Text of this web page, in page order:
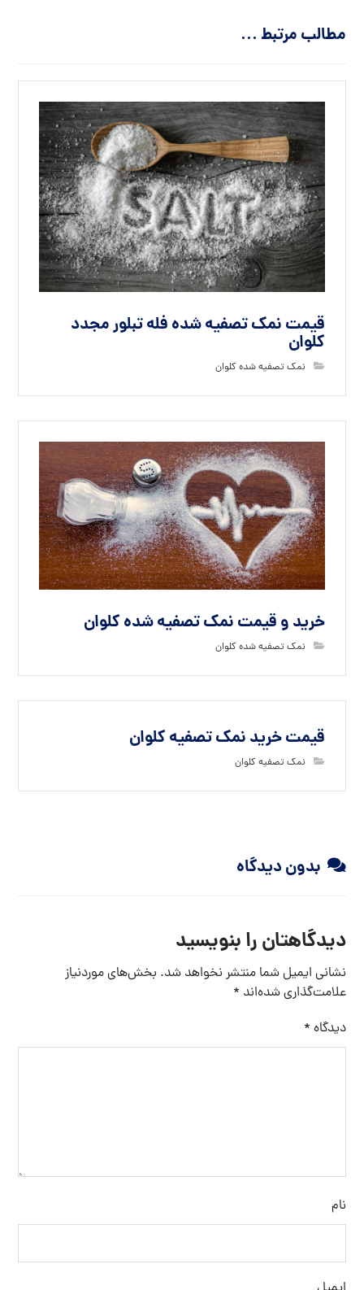
مطالب مرتبط ...
قیمت نمک تصفیه شده فله تبلور مجدد
کلوان
نمک تصفیه شده کلوان
خرید و قیمت نمک تصفیه شده کلوان
نمک تصفیه شده کلوان
قیمت خرید نمک تصفیه کلوان
نمک تصفیه کلوان
بدون دیدگاه
دیدگاهتان را بنویسید
نشانی ایمیل شما منتشر نخواهد شد. بخش‌های موردنیاز
علامت‌گذاری شده‌اند *
دیدگاه *
نام